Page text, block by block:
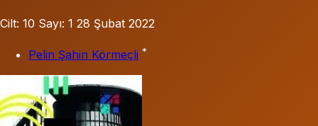
Cilt: 10 Sayı: 1 28 Şubat 2022
Pelin Şahin Körmeçli *